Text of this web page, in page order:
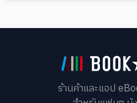
ร้านค้าและแอป